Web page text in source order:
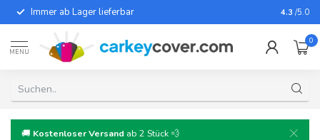
Immer ab Lager lieferbar Für fast
4.3 /5.0
MENU
0
🚚 Kostenloser Versand ab 2 Stück 💨